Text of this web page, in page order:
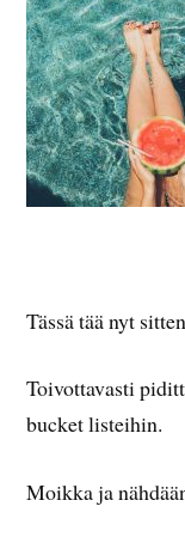
Tässä tää nyt
Toivottavasti
bucket listeihin.
Moikka ja